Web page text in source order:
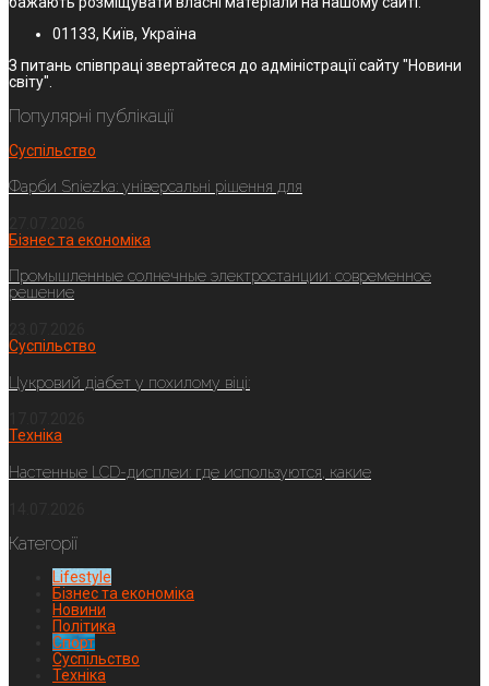
01133, Київ, Україна
З питань співпраці звертайтеся до адміністрації сайту "Новини
світу".
Популярні публікації
Суспільство
Фарби Sniezka: універсальні рішення для
Бізнес та економіка
Промышленные солнечные электростанции: современное
решение
Суспільство
Цукровий діабет у похилому віці:
Техніка
Настенные LCD-дисплеи: где используются, какие
Категорії
Lifestyle
Бізнес та економіка
Новини
Політика
Спорт
Суспільство
Техніка